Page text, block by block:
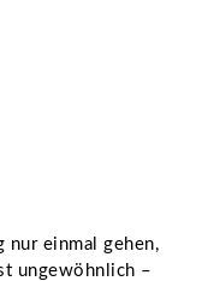
nur einmal gehen,
ungewöhnlich –